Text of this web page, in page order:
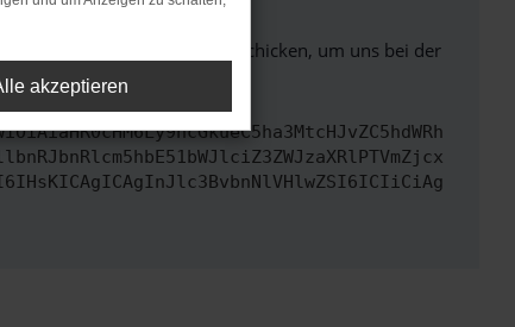
Du kannst uns diesen Text schicken, um uns bei der
akzeptieren